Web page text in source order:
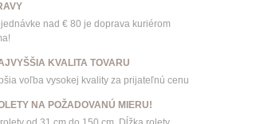
nad € 80 je doprava kuriérom
KVALITA TOVARU
voľba vysokej kvality za prijateľnú cenu
NA POŽADOVANÚ MIERU!